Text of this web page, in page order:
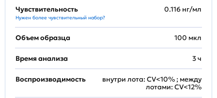
Чувствительность
Нужен более чувствительный набор?
0.116 нг/мл
Объем образца 100 мкл
Время анализа 3 ч
Воспроизводимость
внутри лота: CV<10% ; между
лотами: CV<12%